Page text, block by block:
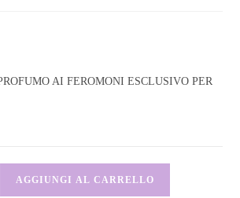
AI FEROMONI ESCLUSIVO PER
AGGIUNGI AL CARRELLO